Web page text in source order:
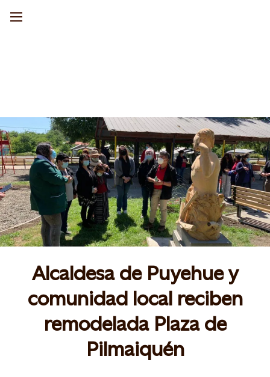
Alcaldesa de Puyehue y
comunidad local reciben
remodelada Plaza de
Pilmaiquén